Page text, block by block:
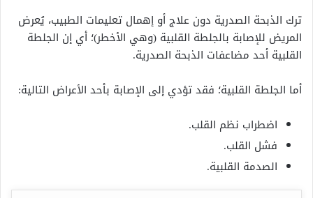
ترك الذبحة الصدرية دون علاج أو إهمال تعليمات الطبيب، يُعرض
المريض للإصابة بالجلطة القلبية (وهي الأخطر)؛ أي إن الجلطة
القلبية أحد مضاعفات الذبحة الصدرية.
أما الجلطة القلبية؛ فقد تؤدي إلى الإصابة بأحد الأعراض التالية:
اضطراب نظم القلب.
فشل القلب.
الصدمة القلبية.